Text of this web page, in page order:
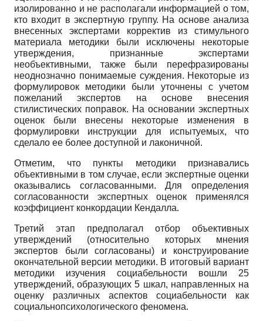
изолированно и не располагали информацией о том,
кто входит в экспертную группу. На основе анализа
внесенных экспертами корректив из стимульного
материала методики были исключены некоторые
утверждения, признанные экспертами
необъективными, также были перефразированы
неоднозначно понимаемые суждения. Некоторые из
формулировок методики были уточнены с учетом
пожеланий экспертов на основе внесения
стилистических поправок. На основании экспертных
оценок были внесены некоторые изменения в
формулировки инструкции для испытуемых, что
сделало ее более доступной и лаконичной.
Отметим, что пункты методики признавались
объективными в том случае, если экспертные оценки
оказывались согласованными. Для определения
согласованности экспертных оценок применялся
коэффициент конкордации Кендалла.
Третий этап предполагал отбор объективных
утверждений (относительно которых мнения
экспертов были согласованы) и конструирование
окончательной версии методики. В итоговый вариант
методики изучения социабельности вошли 25
утверждений, образующих 5 шкал, направленных на
оценку различных аспектов социабельности как
социально­психологического феномена.